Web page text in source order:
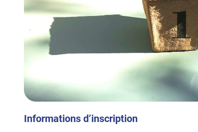
Informations d’inscription